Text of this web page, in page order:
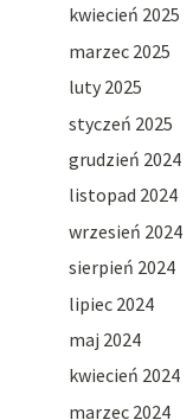
kwiecień 2025
marzec 2025
luty 2025
styczeń 2025
grudzień 2024
listopad 2024
wrzesień 2024
sierpień 2024
lipiec 2024
maj 2024
kwiecień 2024
marzec 2024